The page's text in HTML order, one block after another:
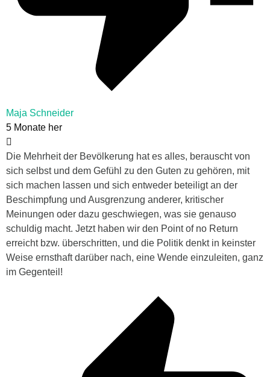
Maja Schneider
5 Monate her
Die Mehrheit der Bevölkerung hat es alles, berauscht von
sich selbst und dem Gefühl zu den Guten zu gehören, mit
sich machen lassen und sich entweder beteiligt an der
Beschimpfung und Ausgrenzung anderer, kritischer
Meinungen oder dazu geschwiegen, was sie genauso
schuldig macht. Jetzt haben wir den Point of no Return
erreicht bzw. überschritten, und die Politik denkt in keinster
Weise ernsthaft darüber nach, eine Wende einzuleiten, ganz
im Gegenteil!